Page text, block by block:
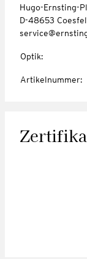
Hugo-Ernsting-
D-48653
Optik:
Artikelnummer: